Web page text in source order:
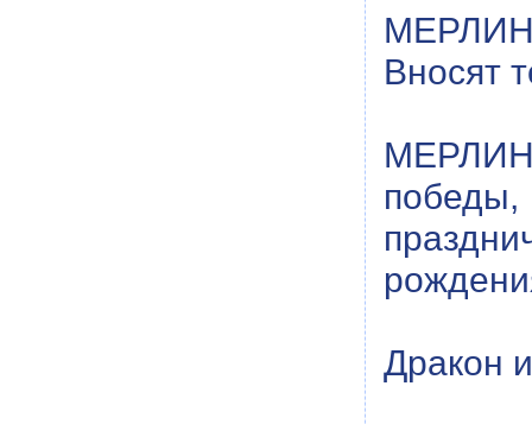
МЕРЛИН:
Вносят
победы,
Дракон